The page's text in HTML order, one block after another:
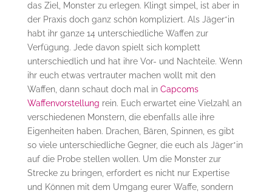
das Ziel, Monster zu erlegen. Klingt simpel, ist aber in
der Praxis doch ganz schön kompliziert. Als Jäger*in
habt ihr ganze 14 unterschiedliche Waffen zur
Verfügung. Jede davon spielt sich komplett
unterschiedlich und hat ihre Vor- und Nachteile. Wenn
ihr euch etwas vertrauter machen wollt mit den
Waffen, dann schaut doch mal in Capcoms
Waffenvorstellung rein. Euch erwartet eine Vielzahl an
verschiedenen Monstern, die ebenfalls alle ihre
Eigenheiten haben. Drachen, Bären, Spinnen, es gibt
so viele unterschiedliche Gegner, die euch als Jäger*in
auf die Probe stellen wollen. Um die Monster zur
Strecke zu bringen, erfordert es nicht nur Expertise
und Können mit dem Umgang eurer Waffe, sondern